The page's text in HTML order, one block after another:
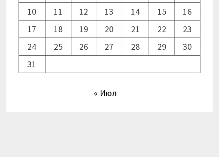
10
11 12 13 14 15
16
17
18 19 20 21 22
23
24
25 26 27 28 29
30
31
« Июл